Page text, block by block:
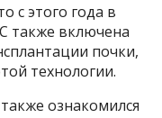
с этого года в
также включена
почки,
технологии.
ознакомился